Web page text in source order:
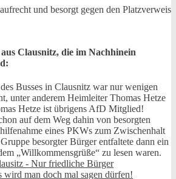
und besorgt gegen den Platzverweis
Clausnitz, die im Nachhinein
Busses in Clausnitz war nur wenigen
unter anderem Heimleiter Thomas Hetze
Hetze ist übrigens AfD Mitglied!
auf dem Weg dahin von besorgten
eines PKWs zum Zwischenhalt
besorgter Bürger entfaltete dann ein
„Willkommensgrüße“ zu lesen waren.